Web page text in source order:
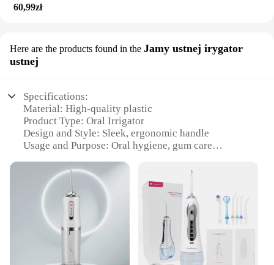
60,99zł
Here are the products found in the Jamy ustnej irygator
ustnej
Specifications:
Material: High-quality plastic
Product Type: Oral Irrigator
Design and Style: Sleek, ergonomic handle
Usage and Purpose: Oral hygiene, gum care
Parts and Accessories: Includes multiple nozzles for
customized cleaning
**Advanced Oral Hygiene Technology**
The lewitująca woda Jamy ustnej irygator ustnej is a
revolutionary oral irrigator designed to provide an
unparalleled oral hygiene experience. Its advanced